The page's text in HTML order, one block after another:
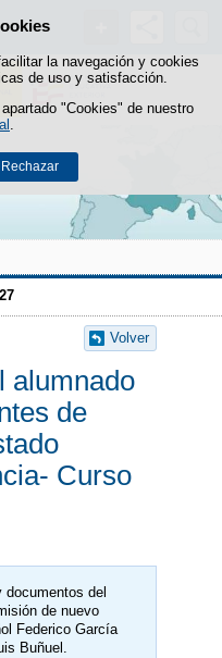
la navegación y cookies
de uso y satisfacción.
"Cookies" de nuestro
Rechazar
al contenido
Volver
alumnado
de
Curso
del
de nuevo
Federico García
Buñuel.